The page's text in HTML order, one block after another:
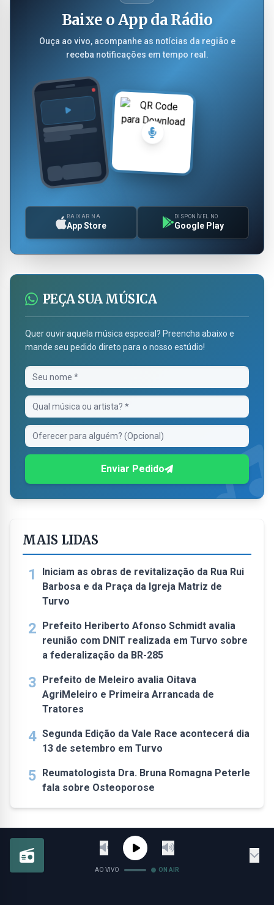
Baixe o App da Rádio
Ouça ao vivo, acompanhe as notícias da região e
receba notificações em tempo real.
BAIXAR NA
App Store
DISPONÍVEL NO
Google Play
PEÇA SUA MÚSICA
Quer ouvir aquela música especial? Preencha abaixo e
mande seu pedido direto para o nosso estúdio!
Enviar Pedido
MAIS LIDAS
1
Iniciam as obras de revitalização da Rua Rui
Barbosa e da Praça da Igreja Matriz de
Turvo
2 Prefeito Heriberto Afonso Schmidt avalia
reunião com DNIT realizada em Turvo sobre
a federalização da BR-285
3 Prefeito de Meleiro avalia Oitava
AgriMeleiro e Primeira Arrancada de
Tratores
4 Segunda Edição da Vale Race acontecerá dia
13 de setembro em Turvo
5 Reumatologista Dra. Bruna Romagna Peterle
fala sobre Osteoporose
AO VIVO ON AIR